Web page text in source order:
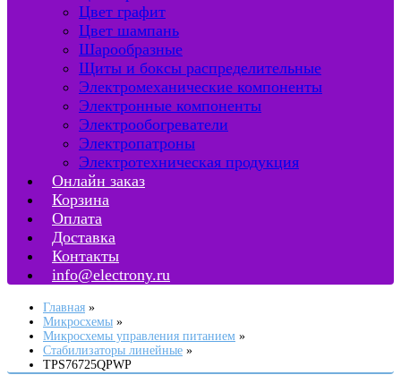
Цвет графит
Цвет шампань
Шарообразные
Щиты и боксы распределительные
Электромеханические компоненты
Электронные компоненты
Электрообогреватели
Электропатроны
Электротехническая продукция
Онлайн заказ
Корзина
Оплата
Доставка
Контакты
info@electrony.ru
Главная
Микросхемы
Микросхемы управления питанием
Стабилизаторы линейные
TPS76725QPWP